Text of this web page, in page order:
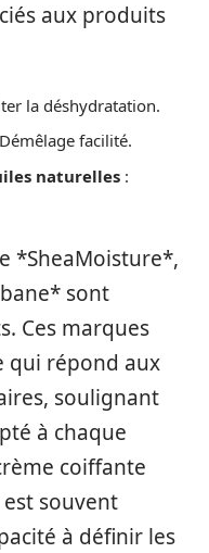
aux produits
la déshydratation.
facilité.
naturelles :
*SheaMoisture*,
sont
Ces marques
qui répond aux
soulignant
à chaque
coiffante
est souvent
à définir les